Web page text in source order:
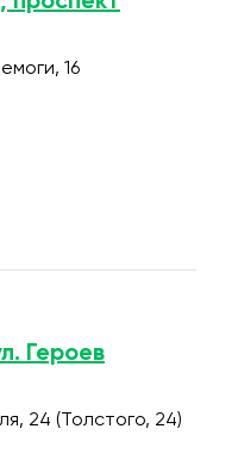
16
Героев
24 (Толстого, 24)